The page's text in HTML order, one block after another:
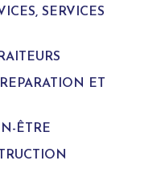
SERVICES
ET
ÊTRE